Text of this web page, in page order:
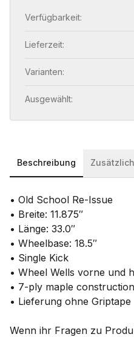
Verfügbarkeit:
Lieferzeit:
Varianten:
Ausgewählt:
Beschreibung
• Old School Re-Issue
• Breite: 11.875″
• Länge: 33.0″
• Wheelbase: 18.5″
• Single Kick
• Wheel Wells vorne und
• 7-ply maple
• Lieferung ohne Griptape
Wenn ihr Fragen zu